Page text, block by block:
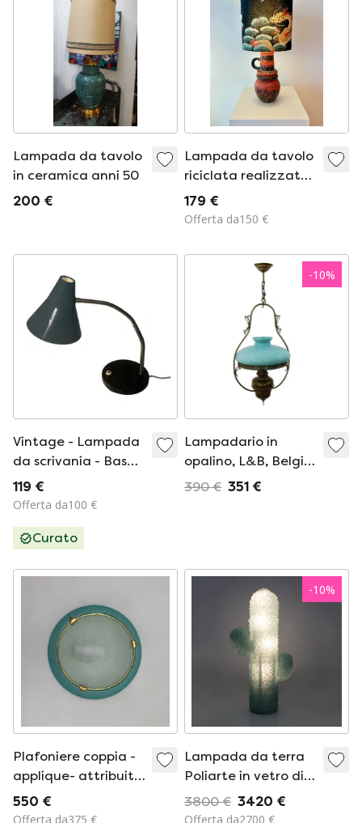
Lampada da tavolo
in ceramica anni 50
200 €
Lampada da tavolo
riciclata realizzata
da un vaso in
ceramica Scheurich |
Ceramica della
Germania Ovest
179 €
Offerta da150 €
Vintage - Lampada
da scrivania - Base
nera, collo d'oca e
paralume blu/grigio
119 €
Offerta da100 €
Curato
-10%
Lampadario in
opalino, L&B, Belgio,
fine XIX secolo.
390 € 351 €
Plafoniere coppia -
applique- attribuita
Fontana Arte
vintage italy blu
550 €
Offerta da375 €
-10%
Lampada da terra
Poliarte in vetro di
Murano verde
acqua, stile
3800 € 3420 €
Offerta da2700 €